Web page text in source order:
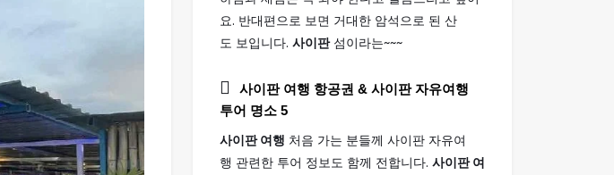
요. 반대편으로 보면 거대한 암석으로 된 산
도 보입니다. 사이판섬이라는~~~
사이판 여행 항공권 & 사이판 자유여행
투어 명소 5
사이판 여행 처음 가는 분들께 사이판 자유여
행 관련한 투어 정보도 함께 전합니다. 사이판 여